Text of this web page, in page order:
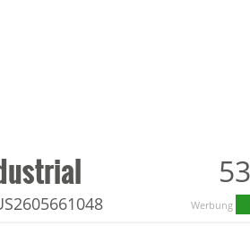
Werbung